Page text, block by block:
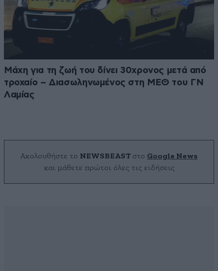
Μάχη για τη ζωή του δίνει 30χρονος μετά από
τροχαίο – Διασωληνωμένος στη ΜΕΘ του ΓΝ
Λαμίας
Ακολουθήστε το NEWSBEAST στο Google News
και μάθετε πρώτοι όλες τις ειδήσεις